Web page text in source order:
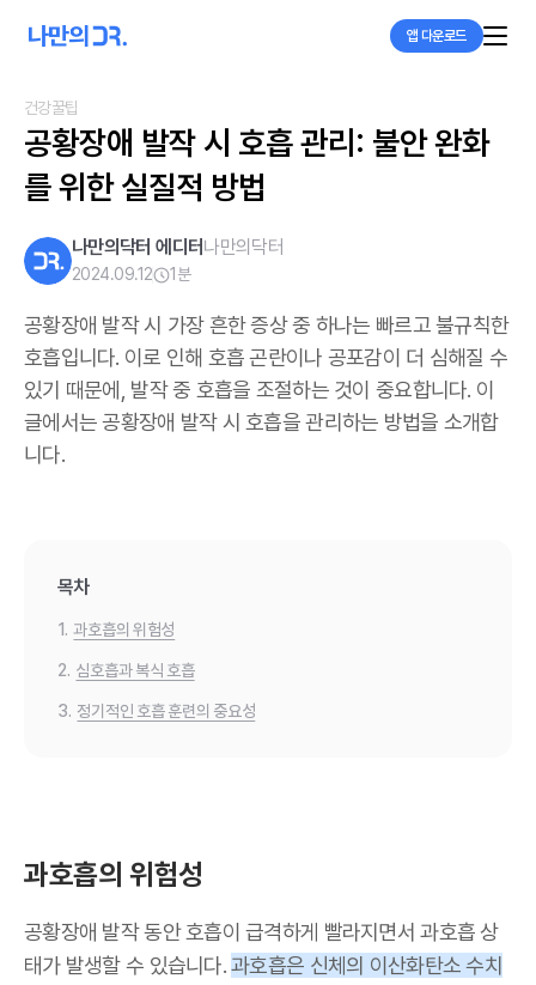
앱 다운로드
건강꿀팁
공황장애 발작 시 호흡 관리: 불안 완화
를 위한 실질적 방법
나만의닥터 에디터나만의닥터
2024.09.12 1 분
공황장애 발작 시 가장 흔한 증상 중 하나는 빠르고 불규칙한
호흡입니다. 이로 인해 호흡 곤란이나 공포감이 더 심해질 수
있기 때문에, 발작 중 호흡을 조절하는 것이 중요합니다. 이
글에서는 공황장애 발작 시 호흡을 관리하는 방법을 소개합
니다.
목차
1. 과호흡의 위험성
2. 심호흡과 복식 호흡
3. 정기적인 호흡 훈련의 중요성
과호흡의 위험성
공황장애 발작 동안 호흡이 급격하게 빨라지면서 과호흡 상
태가 발생할 수 있습니다.과호흡은 신체의 이산화탄소 수치